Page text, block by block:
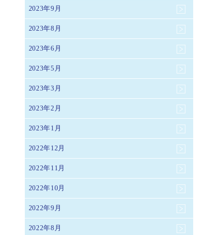
2023年9月
2023年8月
2023年6月
2023年5月
2023年3月
2023年2月
2023年1月
2022年12月
2022年11月
2022年10月
2022年9月
2022年8月